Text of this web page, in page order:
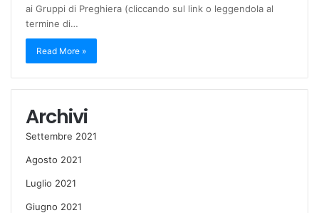
ai Gruppi di Preghiera (cliccando sul link o leggendola al
termine di…
Read More »
Archivi
Settembre 2021
Agosto 2021
Luglio 2021
Giugno 2021